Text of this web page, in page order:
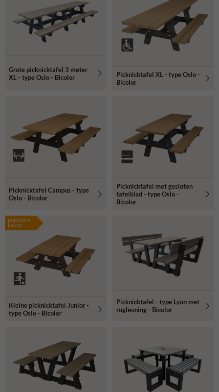
Grote picknicktafel 3 meter
XL - type Oslo - Bicolor
Picknicktafel XL - type Oslo -
Bicolor
Picknicktafel Campus - type
Oslo - Bicolor
Picknicktafel met gesloten
tafelblad - type Oslo -
Bicolor
populaire
keuze
Kleine picknicktafel Junior -
type Oslo - Bicolor
Picknicktafel - type Lyon met
rugleuning - Bicolor